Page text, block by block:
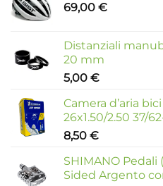
69,00 €
Distanziali
20 mm
5,00 €
Camera d’aria
26x1.50/2.50 37/
8,50 €
SHIMANO Pedali
Sided Argento